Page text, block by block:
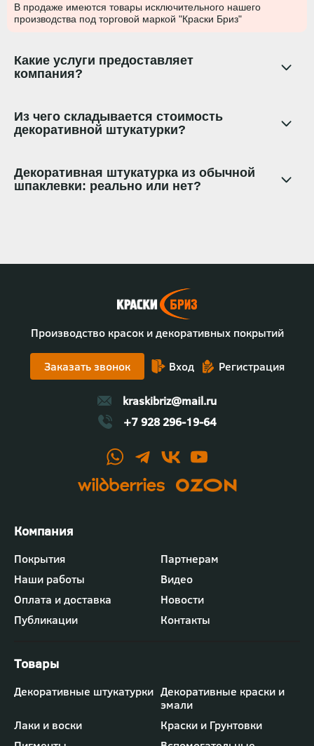
В продаже имеются товары исключительного нашего
производства под торговой маркой "Краски Бриз"
Какие услуги предоставляет
компания?
Из чего складывается стоимость
декоративной штукатурки?
Декоративная штукатурка из обычной
шпаклевки: реально или нет?
Производство красок и декоративных покрытий
Заказать звонок Вход Регистрация
kraskibriz@mail.ru
+7 928 296-19-64
Футер
-
меню
"Компания"
Покрытия
Партнерам
Наши работы
Видео
Оплата и доставка
Новости
Публикации
Контакты
Футер
-
меню
"Товары"
Декоративные штукатурки Декоративные краски и
эмали
Лаки и воски
Краски и Грунтовки